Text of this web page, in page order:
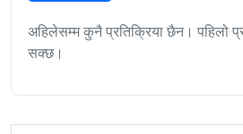
अहिलेसम्म कुनै प्रतिक्रिया छैन। पहिलो
सक्छ।